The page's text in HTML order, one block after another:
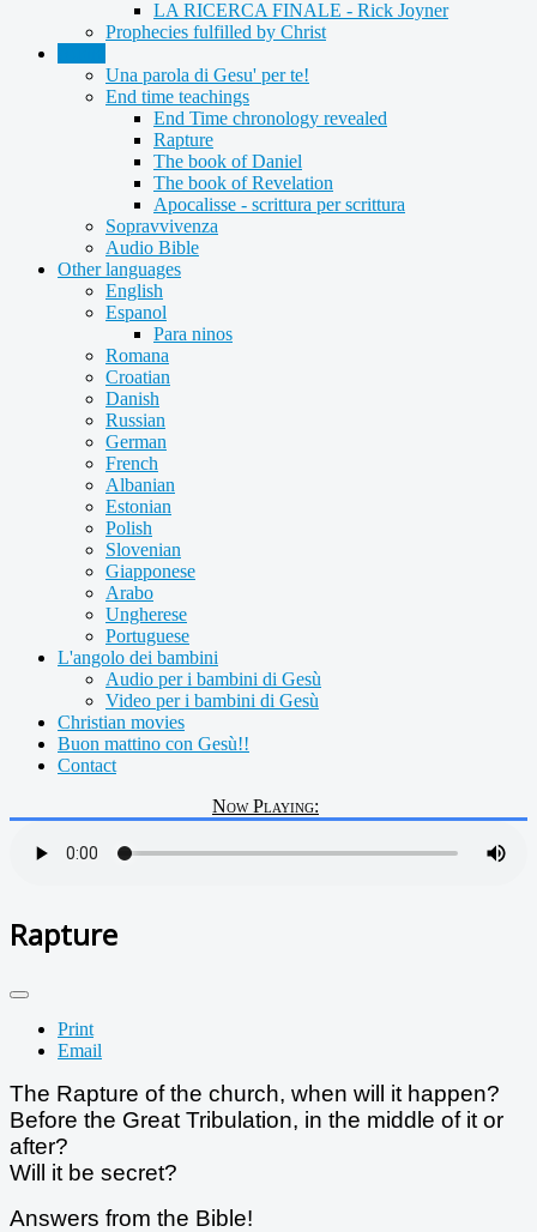
LA RICERCA FINALE - Rick Joyner
Prophecies fulfilled by Christ
Una parola di Gesu' per te!
End time teachings
End Time chronology revealed
Rapture
The book of Daniel
The book of Revelation
Apocalisse - scrittura per scrittura
Sopravvivenza
Audio Bible
Other languages
English
Espanol
Para ninos
Romana
Croatian
Danish
Russian
German
French
Albanian
Estonian
Polish
Slovenian
Giapponese
Arabo
Ungherese
Portuguese
L'angolo dei bambini
Audio per i bambini di Gesù
Video per i bambini di Gesù
Christian movies
Buon mattino con Gesù!!
Contact
Now Playing:
Rapture
Print
Email
The Rapture of the church, when will it happen?
Before the Great Tribulation, in the middle of it or
after?
Will it be secret?
Answers from the Bible!